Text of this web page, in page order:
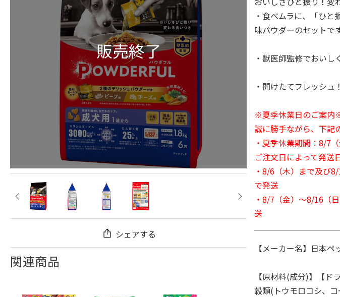
シェアする
関連商品
・食べムラに、「ひ
味パウダーのセットです
・獣医師監修でおいし
・開けたてフレッシ
※夏季休業日のご案内
誠に勝手ながら、下記
・夏季休業期間：8/7
ご注文日によって発送
・8/6（木）まで及び
で発送
・8/7（金）～8/16（
送
【メーカー名】日本
【原材料(成分)】【ド
穀類(トウモロコシ、